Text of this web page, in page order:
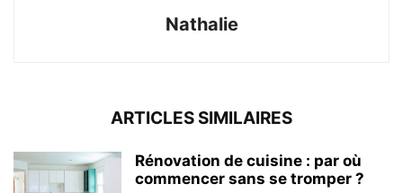
Nathalie
ARTICLES SIMILAIRES
Rénovation de cuisine : par où
commencer sans se tromper ?